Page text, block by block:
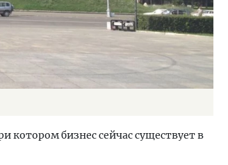
котором бизнес сейчас существует в